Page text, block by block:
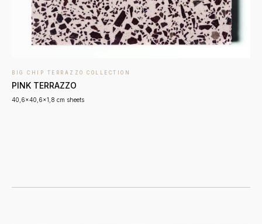
BIG CHIP TERRAZZO COLLECTION
PINK TERRAZZO
40,6x40,6x1,8 cm sheets